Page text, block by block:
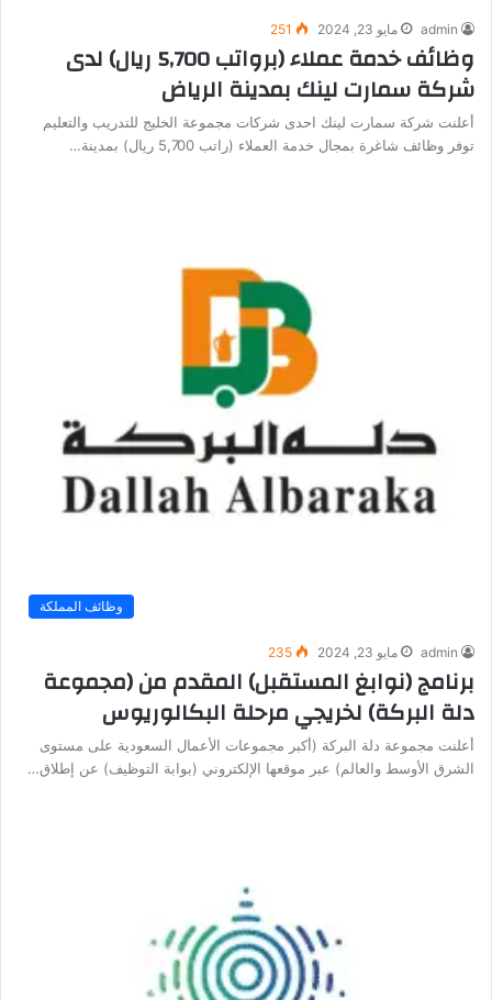
admin مايو 23, 2024 251
وظائف خدمة عملاء (برواتب 5,700 ريال) لدى
شركة سمارت لينك بمدينة الرياض
أعلنت شركة سمارت لينك احدى شركات مجموعة الخليج للتدريب والتعليم
توفر وظائف شاغرة بمجال خدمة العملاء (راتب 5,700 ريال) بمدينة…
وظائف المملكة
admin مايو 23, 2024 235
برنامج (نوابغ المستقبل) المقدم من (مجموعة
دلة البركة) لخريجي مرحلة البكالوريوس
أعلنت مجموعة دلة البركة (أكبر مجموعات الأعمال السعودية على مستوى
الشرق الأوسط والعالم) عبر موقعها الإلكتروني (بوابة التوظيف) عن إطلاق…